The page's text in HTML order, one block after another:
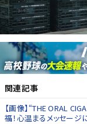
関連記事
【画像】“THE ORAL
福！心温まるメッセージ